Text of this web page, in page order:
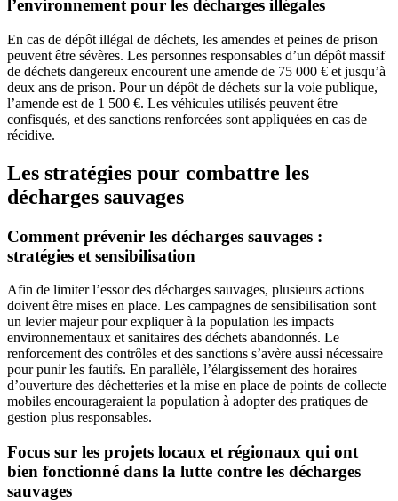
l’environnement pour les décharges illégales
En cas de dépôt illégal de déchets, les amendes et peines de prison
peuvent être sévères. Les personnes responsables d’un dépôt massif
de déchets dangereux encourent une amende de 75 000 € et jusqu’à
deux ans de prison. Pour un dépôt de déchets sur la voie publique,
l’amende est de 1 500 €. Les véhicules utilisés peuvent être
confisqués, et des sanctions renforcées sont appliquées en cas de
récidive.
Les stratégies pour combattre les
décharges sauvages
Comment prévenir les décharges sauvages :
stratégies et sensibilisation
Afin de limiter l’essor des décharges sauvages, plusieurs actions
doivent être mises en place. Les campagnes de sensibilisation sont
un levier majeur pour expliquer à la population les impacts
environnementaux et sanitaires des déchets abandonnés. Le
renforcement des contrôles et des sanctions s’avère aussi nécessaire
pour punir les fautifs. En parallèle, l’élargissement des horaires
d’ouverture des déchetteries et la mise en place de points de collecte
mobiles encourageraient la population à adopter des pratiques de
gestion plus responsables.
Focus sur les projets locaux et régionaux qui ont
bien fonctionné dans la lutte contre les décharges
sauvages